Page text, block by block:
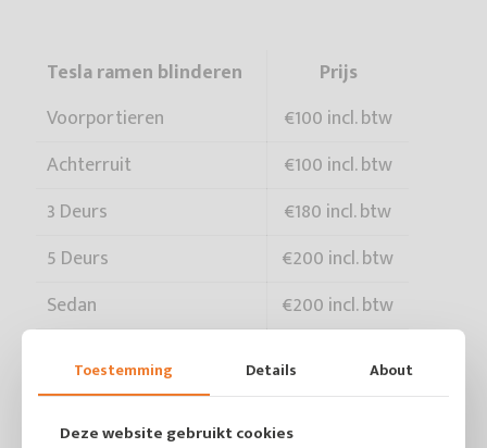
Tesla ramen blinderen
Prijs
Voorportieren
€100 incl. btw
Achterruit
€100 incl. btw
3 Deurs
€180 incl. btw
5 Deurs
€200 incl. btw
Sedan
€200 incl. btw
Toestemming Details About
Deze website gebruikt cookies